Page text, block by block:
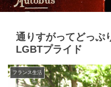
通りすがってどっぷ
LGBTプライド
フランス生活